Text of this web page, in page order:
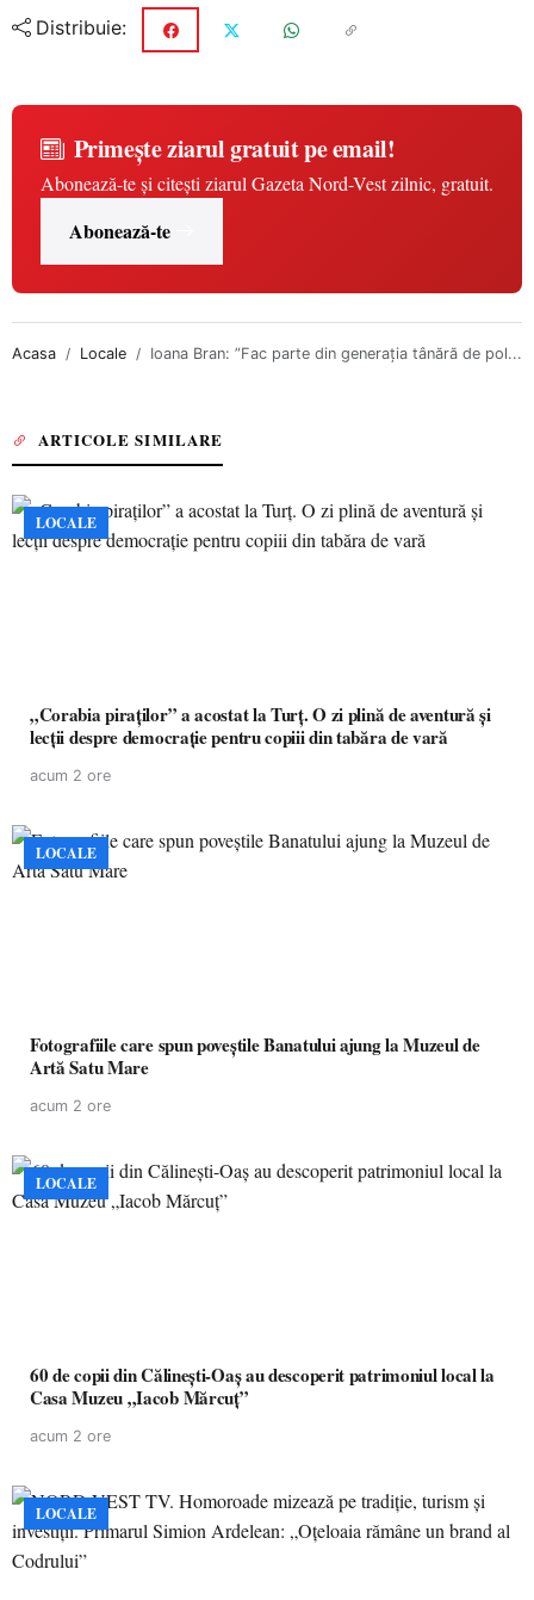
Distribuie:
Primește ziarul gratuit pe email!
Abonează-te și citești ziarul Gazeta Nord-Vest zilnic, gratuit.
Abonează-te
Acasa Locale Ioana Bran: ”Fac parte din generația tânără de pol...
ARTICOLE SIMILARE
LOCALE
„Corabia piraților” a acostat la Turț. O zi plină de aventură și
lecții despre democrație pentru copiii din tabăra de vară
acum 2 ore
LOCALE
Fotografiile care spun poveștile Banatului ajung la Muzeul de
Artă Satu Mare
acum 2 ore
LOCALE
60 de copii din Călinești-Oaș au descoperit patrimoniul local la
Casa Muzeu „Iacob Mărcuț”
acum 2 ore
LOCALE